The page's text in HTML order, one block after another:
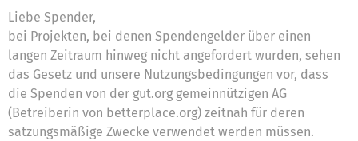
Liebe Spender,
bei Projekten, bei denen Spendengelder über einen
langen Zeitraum hinweg nicht angefordert wurden, sehen
das Gesetz und unsere Nutzungsbedingungen vor, dass
die Spenden von der gut.org gemeinnützigen AG
(Betreiberin von betterplace.org) zeitnah für deren
satzungsmäßige Zwecke verwendet werden müssen.